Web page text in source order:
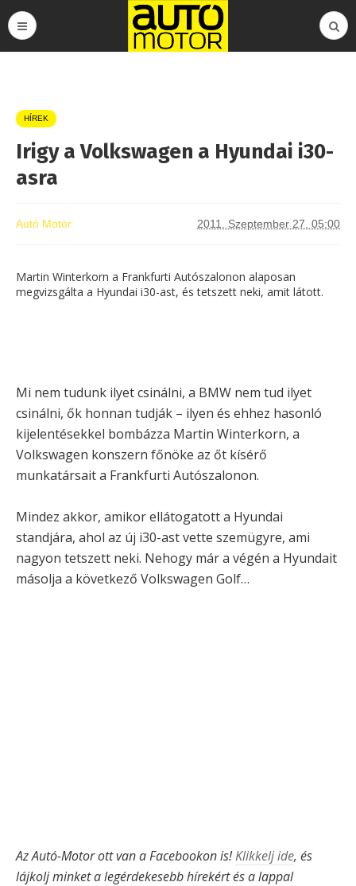
HÍREK
Irigy a Volkswagen a Hyundai i30-
asra
Autó Motor 2011. Szeptember 27. 05:00
Martin Winterkorn a Frankfurti Autószalonon alaposan
megvizsgálta a Hyundai i30-ast, és tetszett neki, amit látott.
Mi nem tudunk ilyet csinálni, a BMW nem tud ilyet
csinálni, ők honnan tudják – ilyen és ehhez hasonló
kijelentésekkel bombázza Martin Winterkorn, a
Volkswagen konszern főnöke az őt kísérő
munkatársait a Frankfurti Autószalonon.
Mindez akkor, amikor ellátogatott a Hyundai
standjára, ahol az új i30-ast vette szemügyre, ami
nagyon tetszett neki. Nehogy már a végén a Hyundait
másolja a következő Volkswagen Golf…
Az Autó-Motor ott van a Facebookon is!Klikkelj ide, és
lájkolj minket a legérdekesebb hírekért és a lappal